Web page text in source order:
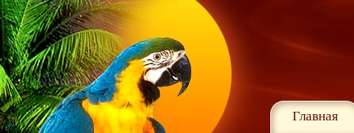
Главная